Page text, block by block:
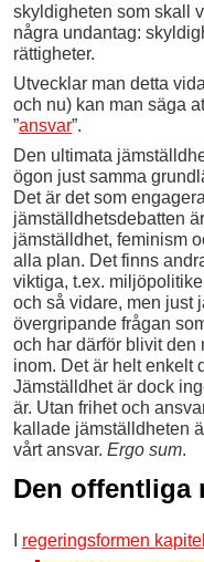
skyldigheten som skall
några undantag:
rättigheter.
Utvecklar man detta
och nu) kan man säga
”ansvar”.
Den ultimata
ögon just samma
Det är det som
jämställdhetsdebatten
jämställdhet, feminism
alla plan. Det finns
viktiga, t.ex.
och så vidare, men just
övergripande frågan
och har därför blivit den
inom. Det är helt enkelt
Jämställdhet är dock
är. Utan frihet och
kallade jämställdheten
vårt ansvar. Ergo sum.
Den offentliga
regeringsformen